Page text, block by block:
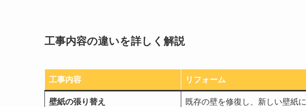
工事内容の違いを詳しく解説
工事内容 リフォーム
壁紙の張り替え
既存の壁を修復し、新しい壁紙に